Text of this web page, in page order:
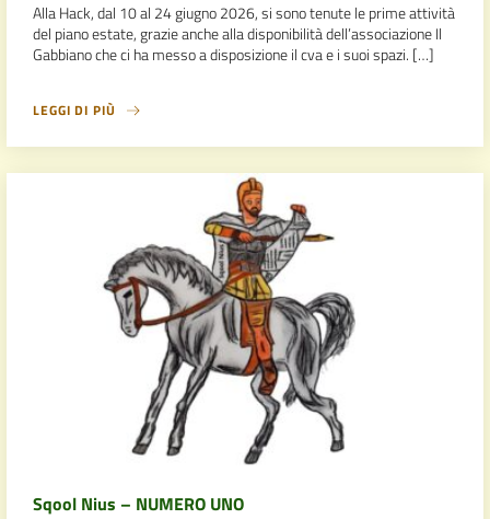
Alla Hack, dal 10 al 24 giugno 2026, si sono tenute le prime attività
del piano estate, grazie anche alla disponibilità dell’associazione Il
Gabbiano che ci ha messo a disposizione il cva e i suoi spazi. […]
LEGGI DI PIÙ
Sqool Nius – NUMERO UNO